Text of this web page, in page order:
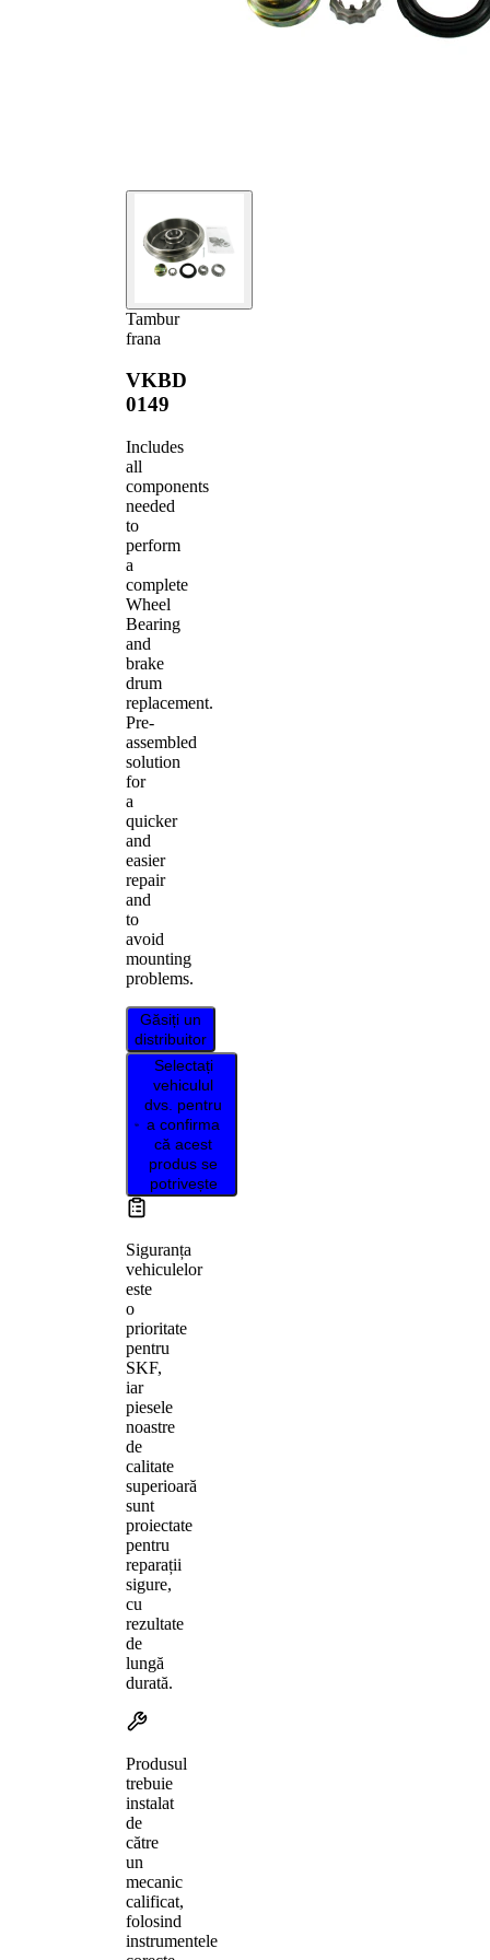
Tambur
frana
VKBD
0149
Includes
all
components
needed
to
perform
a
complete
Wheel
Bearing
and
brake
drum
replacement.
Pre-
assembled
solution
for
a
quicker
and
easier
repair
and
to
avoid
mounting
problems.
Găsiți un
distribuitor
Selectați
vehiculul
dvs. pentru
a confirma
că acest
produs se
potrivește
Siguranța
vehiculelor
este
o
prioritate
pentru
SKF,
iar
piesele
noastre
de
calitate
superioară
sunt
proiectate
pentru
reparații
sigure,
cu
rezultate
de
lungă
durată.
Produsul
trebuie
instalat
de
către
un
mecanic
calificat,
folosind
instrumentele